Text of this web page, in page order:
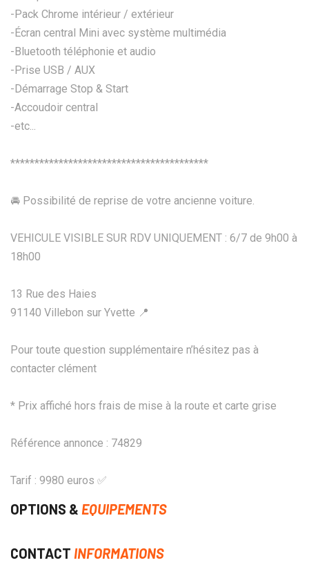
-Pack Chrome intérieur / extérieur
-Écran central Mini avec système multimédia
-Bluetooth téléphonie et audio
-Prise USB / AUX
-Démarrage Stop & Start
-Accoudoir central
-etc...
*****************************************
🚘 Possibilité de reprise de votre ancienne voiture.
VEHICULE VISIBLE SUR RDV UNIQUEMENT : 6/7 de 9h00 à
18h00
13 Rue des Haies
91140 Villebon sur Yvette 📍
Pour toute question supplémentaire n’hésitez pas à
contacter clément
* Prix affiché hors frais de mise à la route et carte grise
Référence annonce : 74829
Tarif : 9980 euros ✅
OPTIONS & EQUIPEMENTS
CONTACT INFORMATIONS